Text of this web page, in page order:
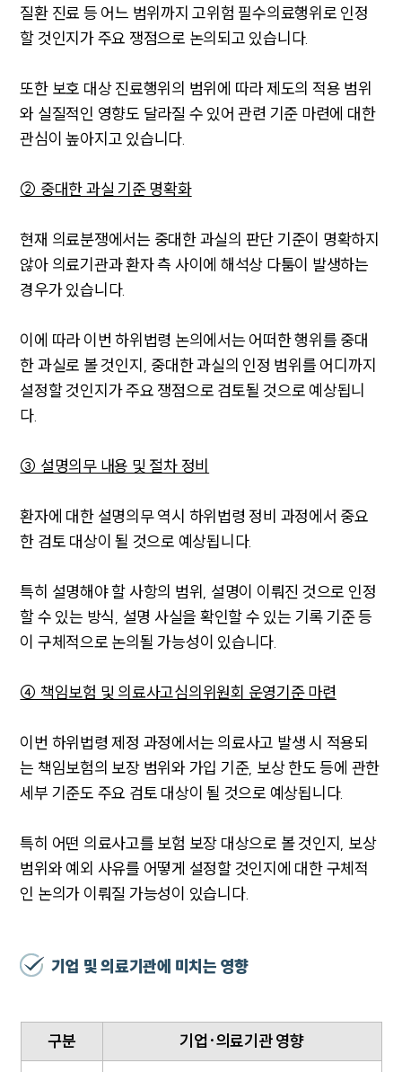
기업법무 컨설팅
업무협력·법률자문 기업
오시는 길
질환 진료 등 어느 범위까지 고위험 필수의료행위로 인정
할 것인지가 주요 쟁점으로 논의되고 있습니다.
또한 보호 대상 진료행위의 범위에 따라 제도의 적용 범위
와 실질적인 영향도 달라질 수 있어 관련 기준 마련에 대한
관심이 높아지고 있습니다.
② 중대한 과실 기준 명확화
현재 의료분쟁에서는 중대한 과실의 판단 기준이 명확하지
않아 의료기관과 환자 측 사이에 해석상 다툼이 발생하는
경우가 있습니다.
이에 따라 이번 하위법령 논의에서는 어떠한 행위를 중대
한 과실로 볼 것인지, 중대한 과실의 인정 범위를 어디까지
설정할 것인지가 주요 쟁점으로 검토될 것으로 예상됩니
다.
③ 설명의무 내용 및 절차 정비
환자에 대한 설명의무 역시 하위법령 정비 과정에서 중요
한 검토 대상이 될 것으로 예상됩니다.
특히 설명해야 할 사항의 범위, 설명이 이뤄진 것으로 인정
할 수 있는 방식, 설명 사실을 확인할 수 있는 기록 기준 등
이 구체적으로 논의될 가능성이 있습니다.
④ 책임보험 및 의료사고심의위원회 운영기준 마련
이번 하위법령 제정 과정에서는 의료사고 발생 시 적용되
는 책임보험의 보장 범위와 가입 기준, 보상 한도 등에 관한
세부 기준도 주요 검토 대상이 될 것으로 예상됩니다.
특히 어떤 의료사고를 보험 보장 대상으로 볼 것인지, 보상
범위와 예외 사유를 어떻게 설정할 것인지에 대한 구체적
인 논의가 이뤄질 가능성이 있습니다.
기업 및 의료기관에 미치는 영향
구분
기업·의료기관 영향